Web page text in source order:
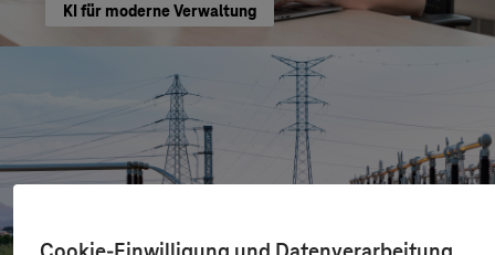
KI für moderne Verwaltung
HIGHVOLT Prüftechnik Dresden GmbH